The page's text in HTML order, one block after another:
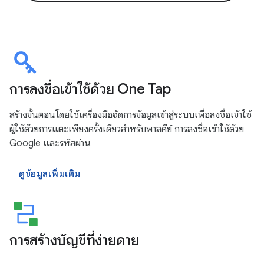
การลงชื่อเข้าใช้ด้วย One Tap
สร้างขั้นตอนโดยใช้เครื่องมือจัดการข้อมูลเข้าสู่ระบบเพื่อลงชื่อเข้าใช้
ผู้ใช้ด้วยการแตะเพียงครั้งเดียวสำหรับพาสคีย์ การลงชื่อเข้าใช้ด้วย
Google และรหัสผ่าน
ดูข้อมูลเพิ่มเติม
การสร้างบัญชีที่ง่ายดาย